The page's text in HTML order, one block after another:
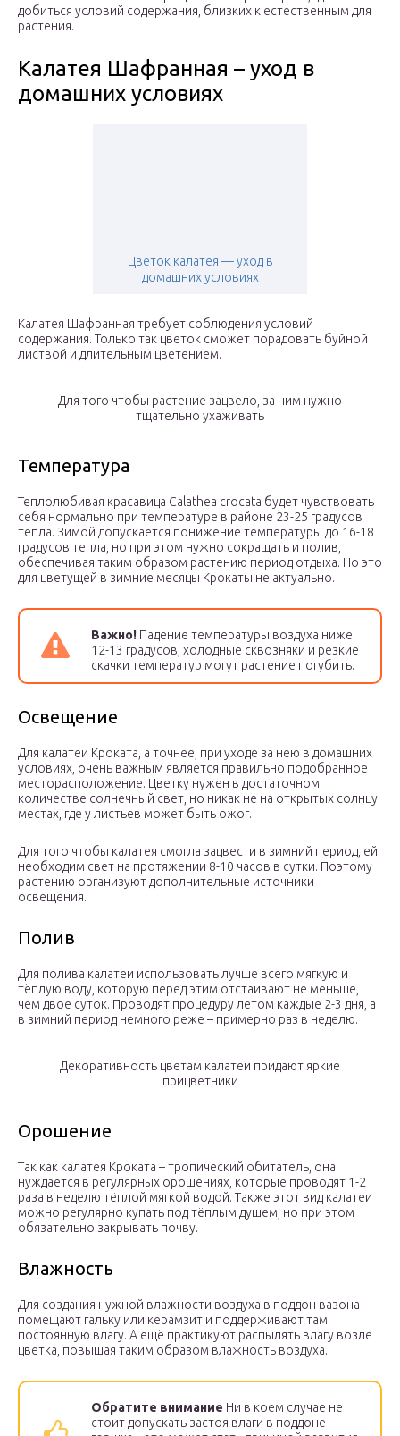
добиться условий содержания, близких к естественным для
растения.
Калатея Шафранная – уход в
домашних условиях
Цветок калатея — уход в
домашних условиях
Калатея Шафранная требует соблюдения условий
содержания. Только так цветок сможет порадовать буйной
листвой и длительным цветением.
Для того чтобы растение зацвело, за ним нужно
тщательно ухаживать
Температура
Теплолюбивая красавица Calathea crocata будет чувствовать
себя нормально при температуре в районе 23-25 градусов
тепла. Зимой допускается понижение температуры до 16-18
градусов тепла, но при этом нужно сокращать и полив,
обеспечивая таким образом растению период отдыха. Но это
для цветущей в зимние месяцы Крокаты не актуально.
Важно! Падение температуры воздуха ниже
12-13 градусов, холодные сквозняки и резкие
скачки температур могут растение погубить.
Освещение
Для калатеи Кроката, а точнее, при уходе за нею в домашних
условиях, очень важным является правильно подобранное
месторасположение. Цветку нужен в достаточном
количестве солнечный свет, но никак не на открытых солнцу
местах, где у листьев может быть ожог.
Для того чтобы калатея смогла зацвести в зимний период, ей
необходим свет на протяжении 8-10 часов в сутки. Поэтому
растению организуют дополнительные источники
освещения.
Полив
Для полива калатеи использовать лучше всего мягкую и
тёплую воду, которую перед этим отстаивают не меньше,
чем двое суток. Проводят процедуру летом каждые 2-3 дня, а
в зимний период немного реже – примерно раз в неделю.
Декоративность цветам калатеи придают яркие
прицветники
Орошение
Так как калатея Кроката – тропический обитатель, она
нуждается в регулярных орошениях, которые проводят 1-2
раза в неделю тёплой мягкой водой. Также этот вид калатеи
можно регулярно купать под тёплым душем, но при этом
обязательно закрывать почву.
Влажность
Для создания нужной влажности воздуха в поддон вазона
помещают гальку или керамзит и поддерживают там
постоянную влагу. А ещё практикуют распылять влагу возле
цветка, повышая таким образом влажность воздуха.
Обратите внимание Ни в коем случае не
стоит допускать застоя влаги в поддоне